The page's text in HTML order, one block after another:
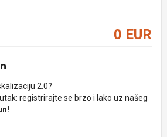
0 EUR
2.0?
registrirajte se brzo i lako uz našeg